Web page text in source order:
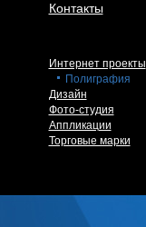
Контакты
Интернет проекты
Полиграфия
Дизайн
Фото-студия
Аппликации
Торговые марки